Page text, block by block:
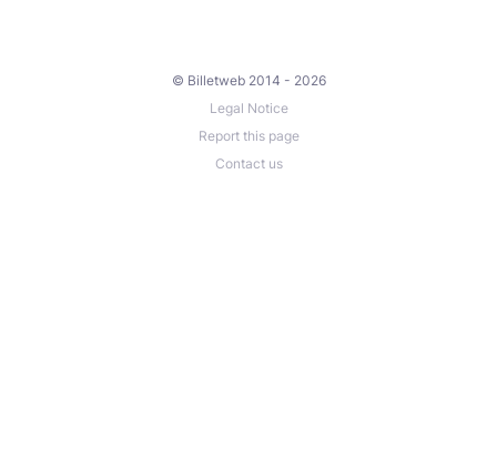
© Billetweb 2014 - 2026
Legal Notice
Report this page
Contact us